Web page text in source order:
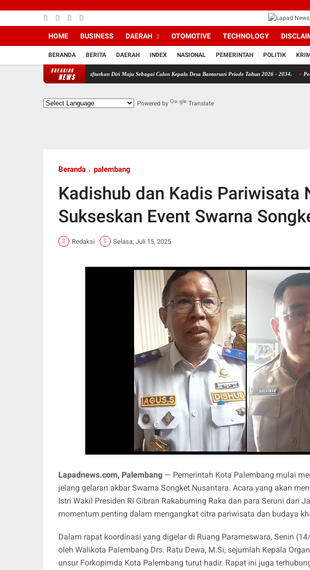
HOME BUSINESS DAERAH OTOMOTIVE TECHNOLOGY
BERANDA BERITA DAERAH INDEX NASIONAL PEMERINTAH POLITIK
BREAKING
NEWS
MJS Resmi Daftarkan Diri Maju Sebagai Calon Kepala Desa Bantarsari Priode Tahun 2026 - 2034. Pemerhati
Powered by Translate
Beranda palembang
Kadishub dan Kadis Pariwisata
Sukseskan Event Swarna
Redaksi Selasa, Juli 15, 2025
Lapadnews.com, Palembang — Pemerintah Kota Palembang mulai
jelang gelaran akbar Swarna Songket Nusantara. Acara yang akan
Istri Wakil Presiden RI Gibran Rakabuming Raka dan para Seruni dari
momentum penting dalam mengangkat citra pariwisata dan budaya
Dalam rapat koordinasi yang digelar di Ruang Parameswara, Senin
oleh Walikota Palembang Drs. Ratu Dewa, M.Si, sejumlah Kepala
unsur Forkopimda Kota Palembang turut hadir. Rapat ini juga